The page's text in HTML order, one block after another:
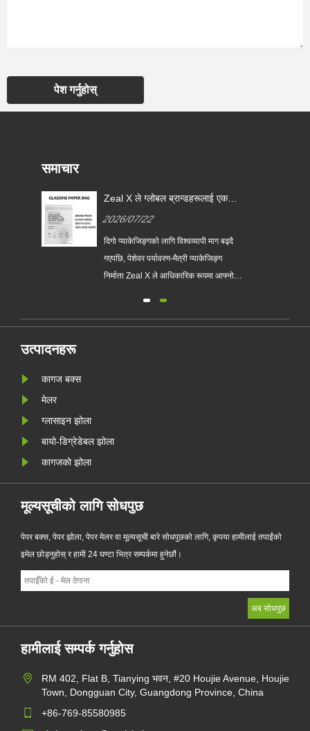
पेश गर्नुहोस्
समाचार
Zeal X ले ग्लोबल ब्रान्डहरूलाई एकल-
गर्न मद्दत गर्न कस्टम ग्लासाइन पेपर
ब्यागहरू लन्च गर्‍यो
2026/07/22
दिगो प्याकेजिङ्गको लागि विश्वव्यापी माग बढ्दै
गएपछि, पेशेवर पर्यावरण-मैत्री प्याकेजिङ्ग
निर्माता Zeal X ले आधिकारिक रूपमा आफ्नो
झोलाहरूको प्रिमियम विकल्पको रूपमा डिजाइन
उत्पादनहरू
कागज बक्स
मेलर
ग्लासाइन झोला
बायो-डिग्रेडेबल झोला
कागजको झोला
मूल्यसूचीको लागि सोधपुछ
पेपर बक्स, पेपर झोला, पेपर मेलर वा मूल्यसूची बारे सोधपुछको लागि, कृपया हामीलाई तपाईंको
इमेल छोड्नुहोस् र हामी 24 घण्टा भित्र सम्पर्कमा हुनेछौं।
हामीलाई सम्पर्क गर्नुहोस
RM 402, Flat B, Tianying भवन, #20 Houjie Avenue, Houjie
Town, Dongguan City, Guangdong Province, China
+86-769-85580985